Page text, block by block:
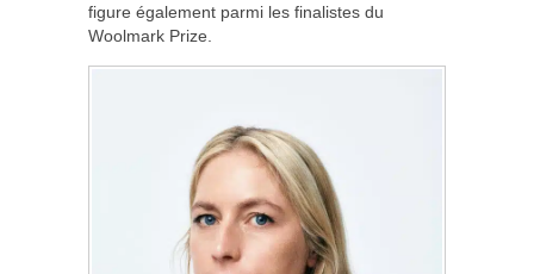
figure également parmi les finalistes du
Woolmark Prize.